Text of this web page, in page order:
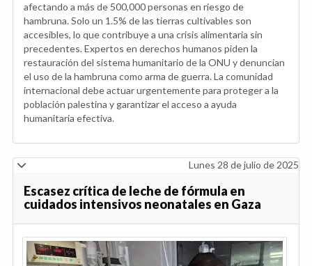
afectando a más de 500,000 personas en riesgo de
hambruna. Solo un 1.5% de las tierras cultivables son
accesibles, lo que contribuye a una crisis alimentaria sin
precedentes. Expertos en derechos humanos piden la
restauración del sistema humanitario de la ONU y denuncian
el uso de la hambruna como arma de guerra. La comunidad
internacional debe actuar urgentemente para proteger a la
población palestina y garantizar el acceso a ayuda
humanitaria efectiva.
Lunes 28 de julio de 2025
Escasez crítica de leche de fórmula en
cuidados intensivos neonatales en Gaza